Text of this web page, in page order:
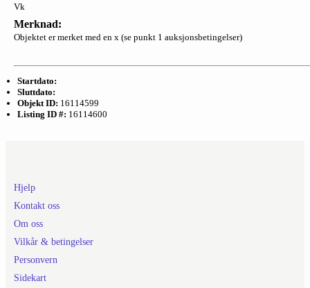
Vk
Merknad:
Objektet er merket med en x (se punkt 1 auksjonsbetingelser)
Startdato:
Sluttdato:
Objekt ID: 16114599
Listing ID #: 16114600
Hjelp
Kontakt oss
Om oss
Vilkår & betingelser
Personvern
Sidekart